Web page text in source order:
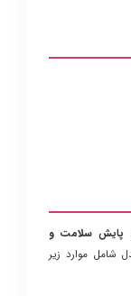
پایش سلامت و
شامل موارد زیر